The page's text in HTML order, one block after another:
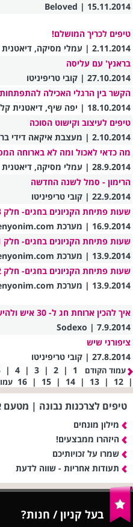
15.11.2014 | Beloved
טיפים לכריך המושלם!
2.11.2014 | עמלי מסיקה, דיאטנית ראשית של שטראוס
בראנץ' עם עליסה
27.10.2014 | קובי טריפיניטו
הקשר בין הרגלי האכילה
18.10.2014 | יפה שיף, דיאטנית קלינית
טיפים לעיצוב וקישוט הסוכה
2.10.2014 | מעצבת איקאה דידי ברלבסקי
מה כדאי לאכול ומה לא בארוחה
28.9.2014 | עמלי מסיקה, דיאטנית ראשית של שטראוס
הרימון - סמל לשנה החדשה
22.9.2014 | קובי טריפיניטו
שעות פתיחת הקניונים בחגים- חלק 3
16.9.2014 | מערכת Kenyonim.com
שעות פתיחת הקניונים בחגים- חלק 1
13.9.2014 | מערכת Kenyonim.com
שעות פתיחת הקניונים בחגים- חלק 2
13.9.2014 | מערכת Kenyonim.com
איך להכין ארוחת חג ל- 30 איש ולהישאר בחיים?
7.9.2014 | Sodexo
ציפורני שיש
27.8.2014 | קובי טריפיניטו
עמוד הקודם |
|
|
|
|
|
|
|
|
טיפים לצרכנות נבונה | מטעם
מילון מונחים
היזהרו ממבצעים!
שמרו על זכויותיכם
תעודות אחריות - שווה לדעת
בעל קניון / חנות?